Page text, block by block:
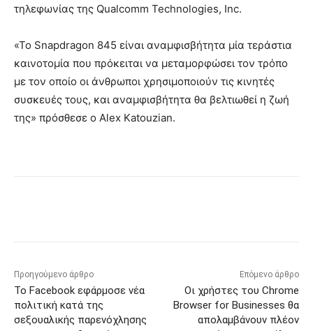
τηλεφωνίας της Qualcomm Technologies, Inc.
«Το Snapdragon 845 είναι αναμφισβήτητα μία τεράστια
καινοτομία που πρόκειται να μεταμορφώσει τον τρόπο
με τον οποίο οι άνθρωποι χρησιμοποιούν τις κινητές
συσκευές τους, και αναμφισβήτητα θα βελτιωθεί η ζωή
της» πρόσθεσε ο Alex Katouzian.
Προηγούμενο άρθρο
Το Facebook εφάρμοσε νέα
πολιτική κατά της
σεξουαλικής παρενόχλησης
Επόμενο άρθρο
Οι χρήστες του Chrome
Browser for Businesses θα
απολαμβάνουν πλέον